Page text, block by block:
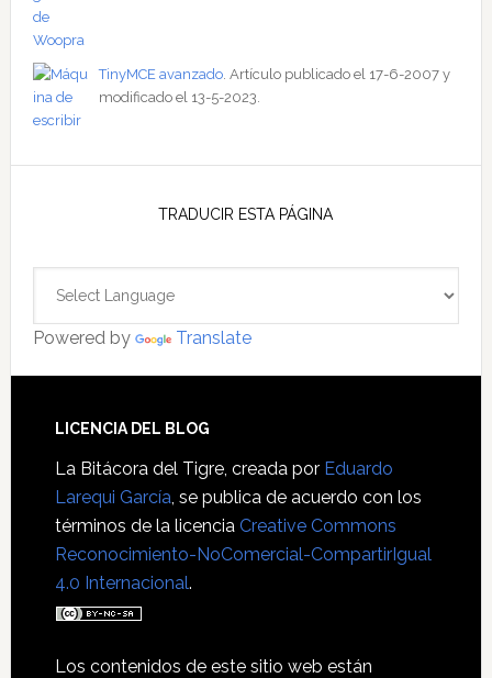
TinyMCE avanzado. Artículo publicado el 17-6-2007 y
modificado el 13-5-2023.
TRADUCIR ESTA PÁGINA
Powered by Translate
Footer
LICENCIA DEL BLOG
La Bitácora del Tigre, creada por Eduardo
Larequi García, se publica de acuerdo con los
términos de la licencia Creative Commons
Reconocimiento-NoComercial-CompartirIgual
4.0 Internacional.
Los contenidos de este sitio web están